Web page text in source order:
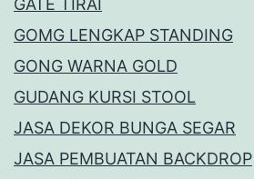
GATE TIRAI
GOMG LENGKAP STANDING
GONG WARNA GOLD
GUDANG KURSI STOOL
JASA DEKOR BUNGA SEGAR
JASA PEMBUATAN BACKDROP